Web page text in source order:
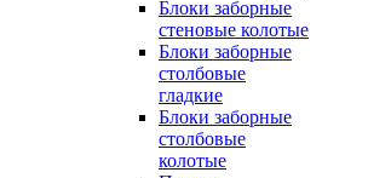
Блоки заборные
стеновые колотые
Блоки заборные
столбовые
гладкие
Блоки заборные
столбовые
колотые